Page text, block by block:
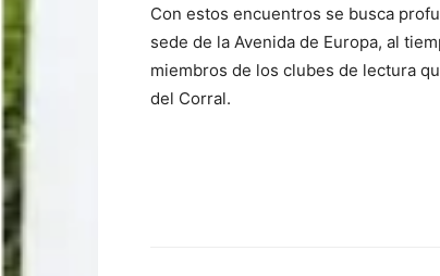
Con estos encuentros se busca
sede de la Avenida de Europa, al
miembros de los clubes de lectura
del Corral.